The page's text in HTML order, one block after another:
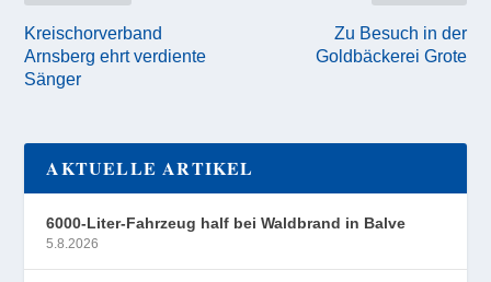
Kreischorverband
Arnsberg ehrt verdiente
Sänger
Zu Besuch in der
Goldbäckerei Grote
AKTUELLE ARTIKEL
6000-Liter-Fahrzeug half bei Waldbrand in Balve
5.8.2026